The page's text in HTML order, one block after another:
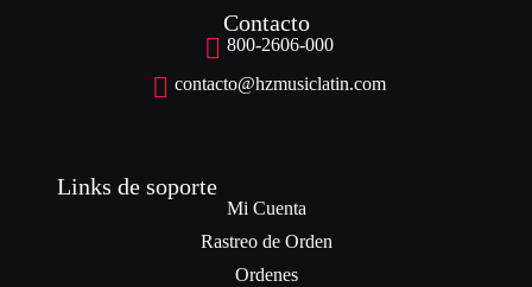
Contacto
800-2606-000
contacto@hzmusiclatin.com
Links de soporte
Mi Cuenta
Rastreo de Orden
Ordenes